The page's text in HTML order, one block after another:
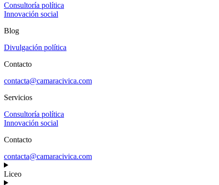
Consultoría política
Innovación social
Blog
Divulgación política
Contacto
contacta@camaracivica.com
Servicios
Consultoría política
Innovación social
Contacto
contacta@camaracivica.com
Liceo